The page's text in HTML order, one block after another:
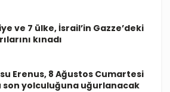
ve 7 ülke, İsrail’in Gazze’deki
kınadı
Erenus, 8 Ağustos Cumartesi
son yolculuğuna uğurlanacak